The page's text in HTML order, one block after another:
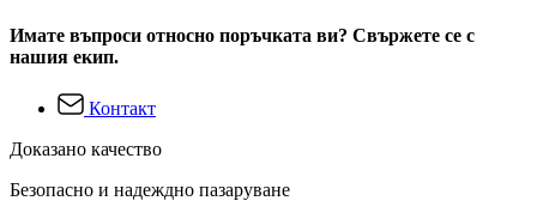
Имате въпроси относно поръчката ви? Свържете се с
нашия екип.
Контакт
Доказано качество
Безопасно и надеждно пазаруване